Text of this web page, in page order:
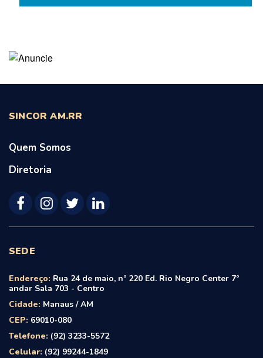
SINCOR AM.RR
Quem Somos
Diretoria
SEDE
Endereço: Rua 24 de maio, nº 220 Ed. Rio Negro Center 7º
andar Sala 703 - Centro
Cidade: Manaus / AM
CEP: 69010-080
Telefone: (92) 3233-5572
Celular: (92) 99244-1849